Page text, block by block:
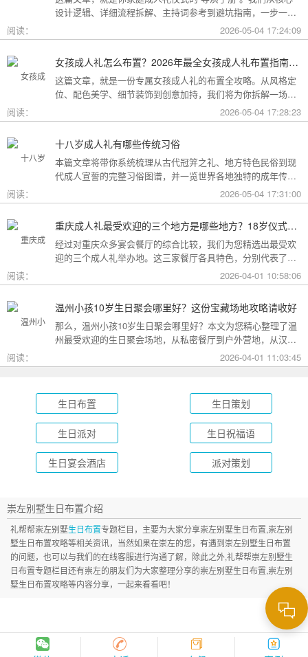
设计逻辑、详细流程拆解、主持词参考到避坑指南，一步一步
帮你在家里，为18岁的孩子完成一场笑泪交织、铭记终生的成
年加冕。
阅读： 2026-05-04 17:24:09
女孩成人礼怎么布置？2026年最全女孩成人礼布置指南：从梦幻公主风到酷飒个性范，打造专属她的成年盛典
这篇文章，就是一份专属女孩成人礼的布置全攻略。从风格定
位、配色美学、细节装饰到创意加持，我们将为你拆解一场值
得她铭记一生的成人礼，究竟该如何打造。
阅读： 2026-05-04 17:28:23
十八岁成人礼有哪些传统习俗
本篇文章将带你系统梳理从古代冠笄之礼、地方特色民俗到现
代成人宣誓的完整习俗图谱，并一览世界各地独特的成年传
阅读： 2026-05-04 17:31:00
重庆成人礼最受欢迎的三个地方是哪些地方？18岁仪式感首选这三家
经过对重庆众多宴会餐厅的综合比较，我们为您精选出最受欢
迎的三个成人礼举办地。这三家餐厅各具特色，分别代表了文
化格调、传统品质与新奇体验三个不同方向，能够满足不同家
庭的需求。
阅读： 2026-04-01 10:58:06
温州小孩10岁生日聚会哪里好？这份宝藏场地攻略请收好
那么，温州小孩10岁生日聚会哪里好？本文为您精心整理了温
州最受欢迎的生日聚会场地，从私密餐厅到户外营地，从汉服
成长礼到绿茵场派对，总有一款适合您的孩子！
阅读： 2026-04-01 11:03:45
生日布置 生日策划
生日派对 生日祝福语
生日宴会酒店 派对策划
崇左别墅生日布置介绍
礼帮帮崇左别墅生日布置专题栏目，主要为大家分享崇左别墅生日布置,崇左别
墅生日布置攻略等相关资讯，当然如果在崇左的您，有遇到崇左别墅生日布置
的问题，也可以与我们的在线客服进行沟通了解，除此之外,礼帮帮崇左别墅生
日布置专题栏目还有崇左的朋友们为大家整理分享的崇左别墅生日布置,崇左别
墅生日布置攻略等内容分享，一起来看看吧！